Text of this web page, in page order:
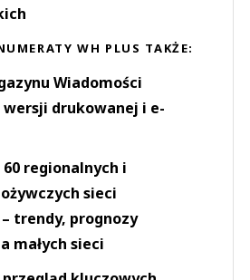
WH PLUS TAKŻE:
Wiadomości
wersji drukowanej i e-
regionalnych i
sieci
trendy, prognozy
małych sieci